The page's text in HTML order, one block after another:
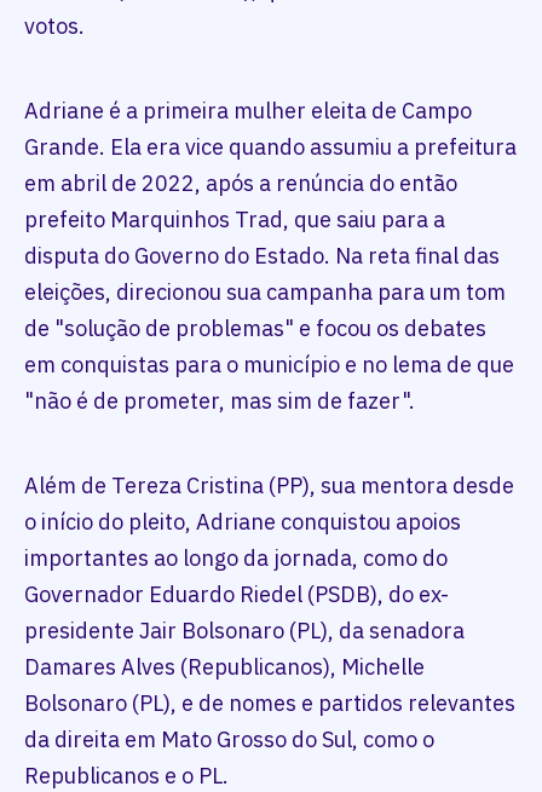
votos.
Adriane é a primeira mulher eleita de Campo
Grande. Ela era vice quando assumiu a prefeitura
em abril de 2022, após a renúncia do então
prefeito Marquinhos Trad, que saiu para a
disputa do Governo do Estado. Na reta final das
eleições, direcionou sua campanha para um tom
de "solução de problemas" e focou os debates
em conquistas para o município e no lema de que
"não é de prometer, mas sim de fazer".
Além de Tereza Cristina (PP), sua mentora desde
o início do pleito, Adriane conquistou apoios
importantes ao longo da jornada, como do
Governador Eduardo Riedel (PSDB), do ex-
presidente Jair Bolsonaro (PL), da senadora
Damares Alves (Republicanos), Michelle
Bolsonaro (PL), e de nomes e partidos relevantes
da direita em Mato Grosso do Sul, como o
Republicanos e o PL.